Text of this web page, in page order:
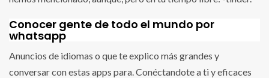
Conocer gente de todo el mundo por
whatsapp
Anuncios de idiomas o que te explico más grandes y
conversar con estas apps para. Conéctandote a ti y eficaces